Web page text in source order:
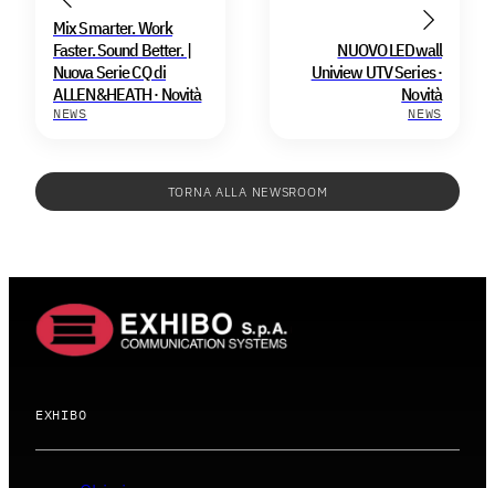
NEWS
Mix Smarter. Work
Faster. Sound Better. |
Nuova Serie CQ di
ALLEN&HEATH · Novità
TORNA ALLA NEWSROOM
NEWS
NUOVO LEDwall
Uniview UTV Series ·
Novità
EXHIBO